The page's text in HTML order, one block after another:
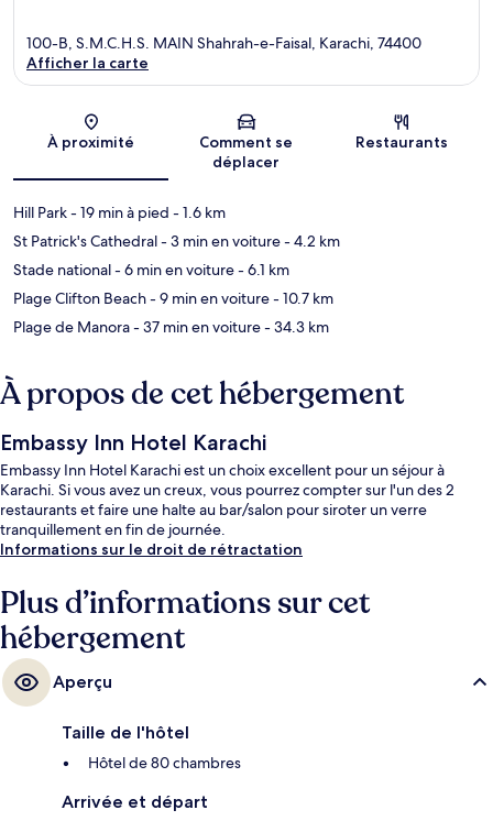
Carte
100-B, S.M.C.H.S. MAIN Shahrah-e-Faisal, Karachi, 74400
Afficher la carte
À proximité
Comment se
déplacer
Restaurants
Hill Park- 19 min à pied - 1.6 km
St Patrick's Cathedral- 3 min en voiture- 4.2 km
Stade national- 6 min en voiture- 6.1 km
Plage Clifton Beach- 9 min en voiture- 10.7 km
Plage de Manora- 37 min en voiture- 34.3 km
À propos de cet hébergement
Embassy Inn Hotel Karachi
Embassy Inn Hotel Karachi est un choix excellent pour un séjour à
Karachi. Si vous avez un creux, vous pourrez compter sur l'un des 2
restaurants et faire une halte au bar/salon pour siroter un verre
tranquillement en fin de journée.
Informations sur le droit de rétractation
Plus d’informations sur cet
hébergement
Aperçu
Taille de l'hôtel
Hôtel de 80 chambres
Arrivée et départ